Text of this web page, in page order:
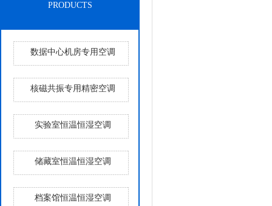
PRODUCTS
数据中心机房专用空调
核磁共振专用精密空调
实验室恒温恒湿空调
储藏室恒温恒湿空调
档案馆恒温恒湿空调